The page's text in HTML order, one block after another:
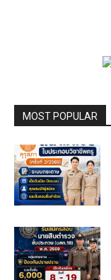
MOST POPULAR